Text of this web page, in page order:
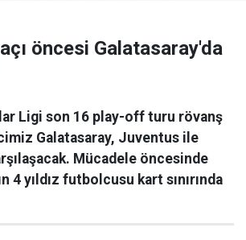
öncesi Galatasaray'da
Ligi son 16 play-off turu rövanş
Galatasaray, Juventus ile
Mücadele öncesinde
4 yıldız futbolcusu kart sınırında